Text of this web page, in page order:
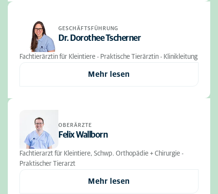
GESCHÄFTSFÜHRUNG
Dr. Dorothee Tscherner
Fachtierärztin für Kleintiere - Praktische Tierärztin - Klinikleitung
Mehr lesen
OBERÄRZTE
Felix Wallborn
Fachtierarzt für Kleintiere, Schwp. Orthopädie + Chirurgie -
Praktischer Tierarzt
Mehr lesen